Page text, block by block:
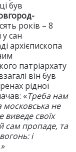
був
років – 8
сан
архієпископа
патріархату
він був
рідної
«Треба нам
московська не
виведе своїх
сам пропаде, та
і